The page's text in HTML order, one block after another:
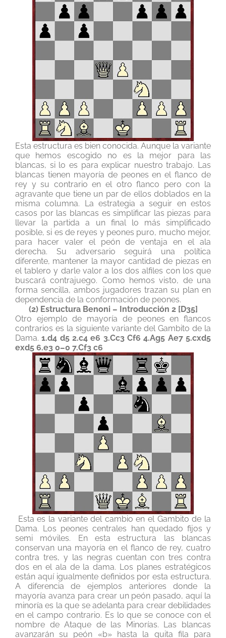
Esta estructura es bien conocida. Aunque la variante
que hemos escogido no es la mejor para las
blancas, si lo es para explicar nuestro trabajo. Las
blancas tienen mayoría de peones en el flanco de
rey y su contrario en el otro flanco pero con la
agravante que tiene un par de ellos doblados en la
misma columna. La estrategia a seguir en estos
casos por las blancas es simplificar las piezas para
llevar la partida a un final lo más simplificado
posible, si es de reyes y peones puro, mucho mejor,
para hacer valer el peón de ventaja en el ala
derecha. Su adversario seguirá una política
diferente, mantener la mayor cantidad de piezas en
el tablero y darle valor a los dos alfiles con los que
buscará contrajuego. Como hemos visto, de una
forma sencilla, ambos jugadores trazan su plan en
dependencia de la conformación de peones.
(2) Estructura Benoni – Introducción 2 [D35]
Otro ejemplo de mayoría de peones en flancos
contrarios es la siguiente variante del Gambito de la
Dama.1.d4 d5 2.c4 e6 3.Cc3 Cf6 4.Ag5 Ae7 5.cxd5
exd5 6.e3 0–0 7.Cf3 c6
Esta es la variante del cambio en el Gambito de la
Dama. Los peones centrales han quedado fijos y
semi móviles. En esta estructura las blancas
conservan una mayoría en el flanco de rey, cuatro
contra tres, y las negras cuentan con tres contra
dos en el ala de la dama. Los planes estratégicos
están aquí igualmente definidos por esta estructura.
A diferencia de ejemplos anteriores donde la
mayoría avanza para crear un peón pasado, aquí la
minoría es la que se adelanta para crear debilidades
en el campo contrario. Es lo que se conoce con el
nombre de Ataque de las Minorías. Las blancas
avanzarán su peón «b» hasta la quita fila para